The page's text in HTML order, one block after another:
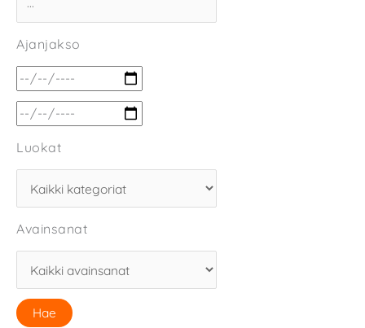
Ajanjakso
Luokat
Avainsanat